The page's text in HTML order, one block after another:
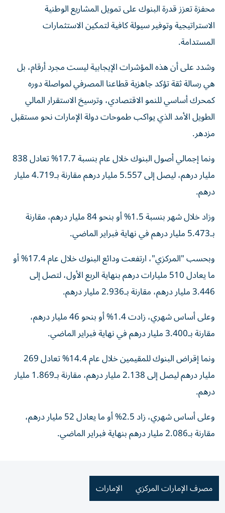
محفزة تعزز قدرة البنوك على تمويل المشاريع الوطنية
الاستراتيجية وتوفير سيولة كافية لتمكين الاستثمارات
المستدامة.
وشدد على أن هذه المؤشرات الإيجابية ليست مجرد أرقام، بل
هي رسالة ثقة تؤكد جاهزية قطاعنا المصرفي لمواصلة دوره
كمحرك أساسي للنمو الاقتصادي، وترسيخ الاستقرار المالي
الطويل الأمد الذي يواكب طموحات دولة الإمارات نحو مستقبل
مزدهر.
ونما إجمالي أصول البنوك خلال عام بنسبة 17.7% تعادل 838
مليار درهم، ليصل إلى 5.557 مليار درهم مقارنة بـ4.719 مليار
درهم.
وزاد خلال شهر بنسبة 1.5% أو بنحو 84 مليار درهم، مقارنة
بـ5.473 مليار درهم في نهاية فبراير الماضي.
وبحسب "المركزي"، ارتفعت ودائع البنوك خلال عام 17.4% أو
ما يعادل 510 مليارات درهم بنهاية الربع الأول، لتصل إلى
3.446 مليار درهم، مقارنة بـ2.936 مليار درهم.
وعلى أساس شهري، زادت 1.4% أو بنحو 46 مليار درهم،
مقارنة بـ3.400 مليار درهم في نهاية فبراير الماضي.
ونما إقراض البنوك للمقيمين خلال عام 14.4% تعادل 269
مليار درهم ليصل إلى 2.138 مليار درهم، مقارنة بـ1.869 مليار
درهم.
وعلى أساس شهري، زاد 2.5% أو ما يعادل 52 مليار درهم،
مقارنة بـ2.086 مليار درهم بنهاية فبراير الماضي.
مصرف الإمارات المركزي الإمارات